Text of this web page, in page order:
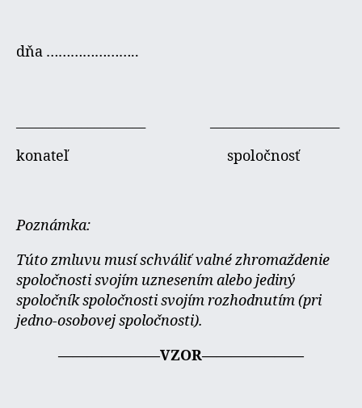
dňa …………………..
konateľ spoločnosť
Poznámka:
Túto zmluvu musí schváliť valné zhromaždenie
spoločnosti svojím uznesením alebo jediný
spoločník spoločnosti svojím rozhodnutím (pri
jedno-osobovej spoločnosti).
———————VZOR———————